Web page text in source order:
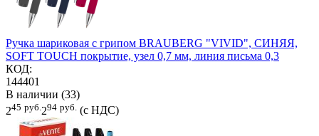
Ручка шариковая с грипом BRAUBERG "VIVID", СИНЯЯ,
SOFT TOUCH покрытие, узел 0,7 мм, линия письма 0,3
КОД:
144401
В наличии (33)
245 руб. 294 руб. (с НДС)